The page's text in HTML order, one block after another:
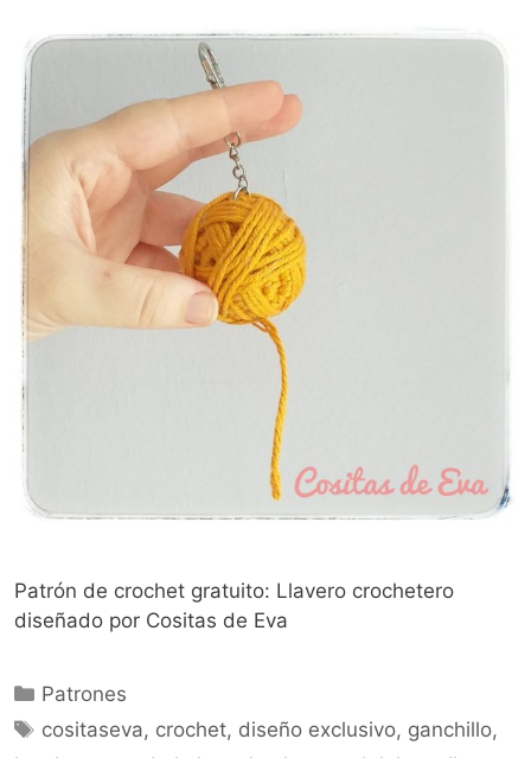
Patrón de crochet gratuito: Llavero crochetero
diseñado por Cositas de Eva
Patrones
cositaseva, crochet, diseño exclusivo, ganchillo,